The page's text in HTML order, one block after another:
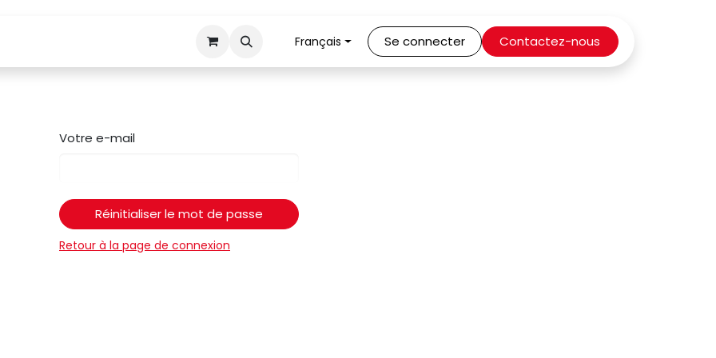
Retour piècesFrançais Se connecter Contactez-nous
Votre e-mail
Réinitialiser le mot de passe
Retour à la page de connexion